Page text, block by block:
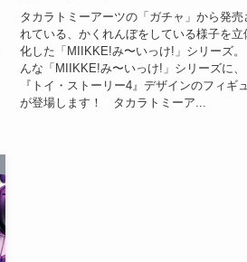
タカラトミーアーツの「ガチャ」から発売
れている、かくれんぼをしている様子を立
化した「MIIKKE!み〜いっけ!」シリーズ。
んな「MIIKKE!み〜いっけ!」シリーズに、
『トイ・ストーリー4』デザインのフィギ
が登場します！ タカラトミーア...